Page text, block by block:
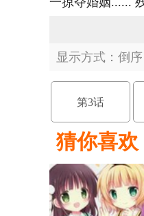
显示方式： 倒序
第3话
猜你喜欢